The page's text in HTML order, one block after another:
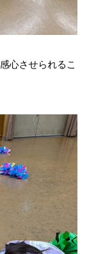
心させられるこ